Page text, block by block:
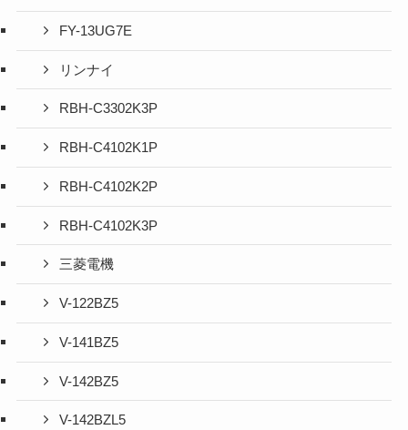
FY-13UG7E
リンナイ
RBH-C3302K3P
RBH-C4102K1P
RBH-C4102K2P
RBH-C4102K3P
三菱電機
V-122BZ5
V-141BZ5
V-142BZ5
V-142BZL5